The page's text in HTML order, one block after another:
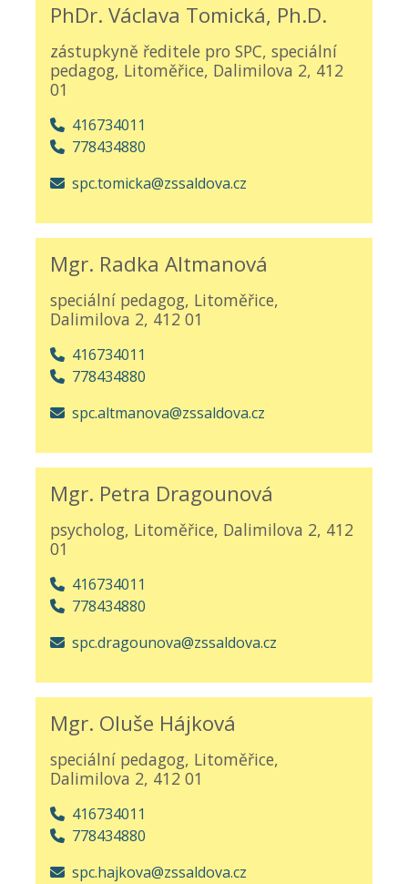
PhDr. Václava Tomická, Ph.D.
zástupkyně ředitele pro SPC, speciální
pedagog, Litoměřice, Dalimilova 2, 412
01
416734011
778434880
spc.tomicka@zssaldova.cz
Mgr. Radka Altmanová
speciální pedagog, Litoměřice,
Dalimilova 2, 412 01
416734011
778434880
spc.altmanova@zssaldova.cz
Mgr. Petra Dragounová
psycholog, Litoměřice, Dalimilova 2, 412
01
416734011
778434880
spc.dragounova@zssaldova.cz
Mgr. Oluše Hájková
speciální pedagog, Litoměřice,
Dalimilova 2, 412 01
416734011
778434880
spc.hajkova@zssaldova.cz